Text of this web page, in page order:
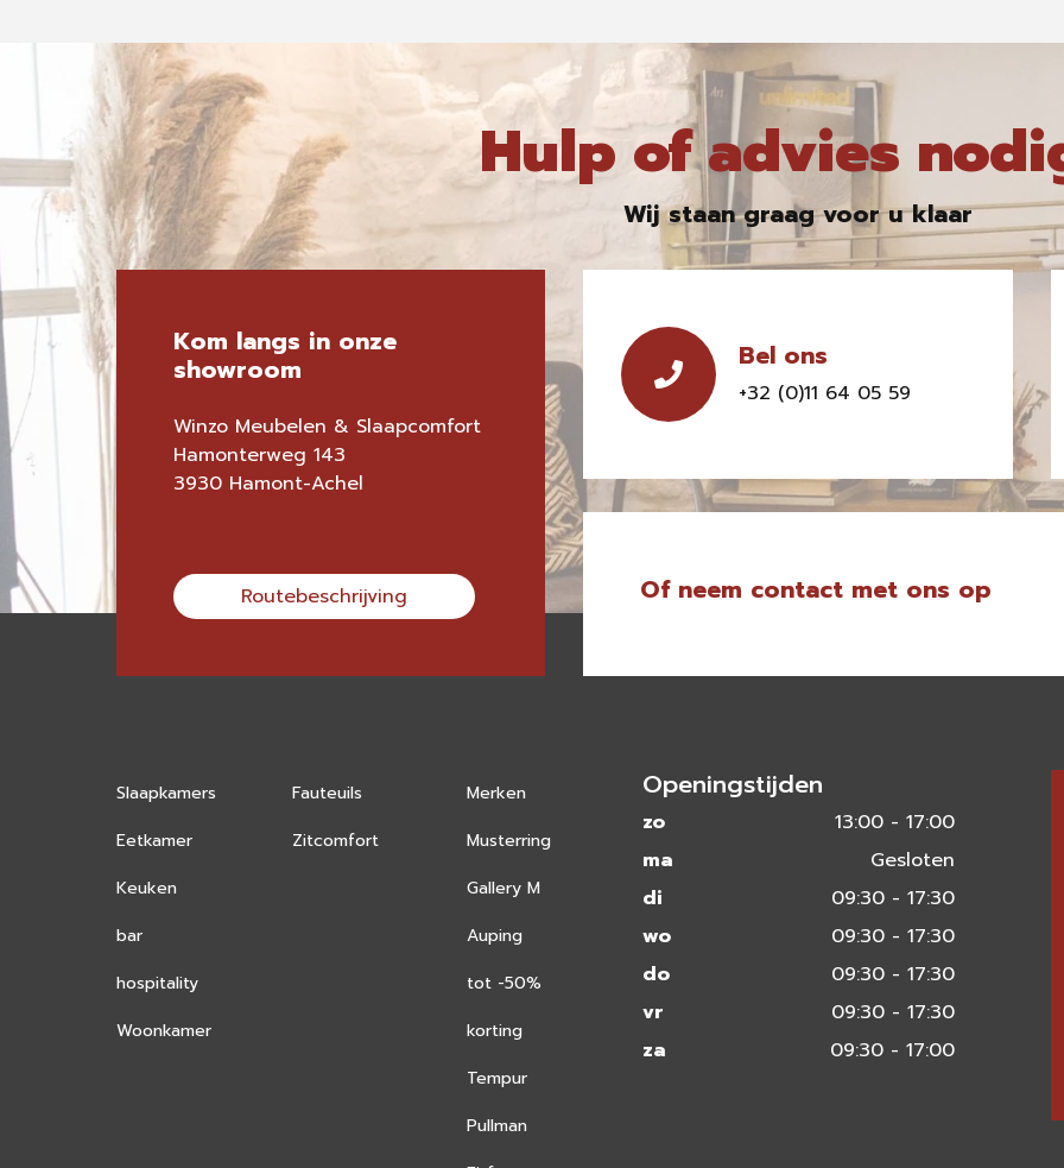
Hulp of advies
Wij staan graag voor u klaar
Kom langs in onze
showroom
Winzo Meubelen & Slaapcomfort
Hamonterweg 143
3930 Hamont-Achel
Routebeschrijving
Bel ons
+32 (0)11 64 05 59
Of neem contact met ons op
Slaapkamers
Eetkamer
Keuken
bar
hospitality
Woonkamer
Fauteuils
Zitcomfort
Merken
Musterring
Gallery M
Auping
tot -50%
korting
Tempur
Pullman
Openingstijden
zo
13:00 - 17:00
ma
Gesloten
di
09:30 - 17:30
wo
09:30 - 17:30
do
09:30 - 17:30
vr
09:30 - 17:30
za
09:30 - 17:00